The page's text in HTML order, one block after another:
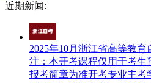
近期新闻:
2025年10月浙江省高等教
注：本开考课程仅用于考生
报考简章为准开考专业主考